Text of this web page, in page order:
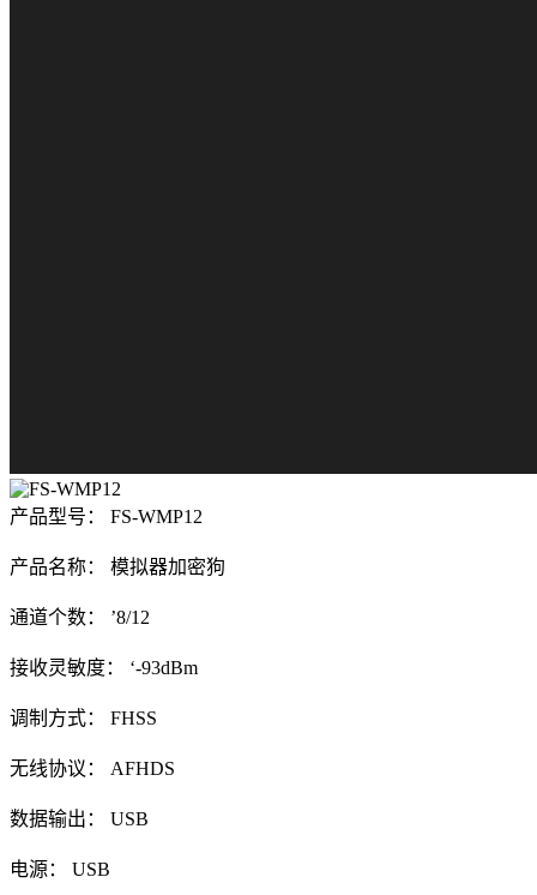
产品型号： FS-WMP12
产品名称： 模拟器加密狗
通道个数： ’8/12
接收灵敏度： ‘-93dBm
调制方式： FHSS
无线协议： AFHDS
数据输出： USB
电源： USB